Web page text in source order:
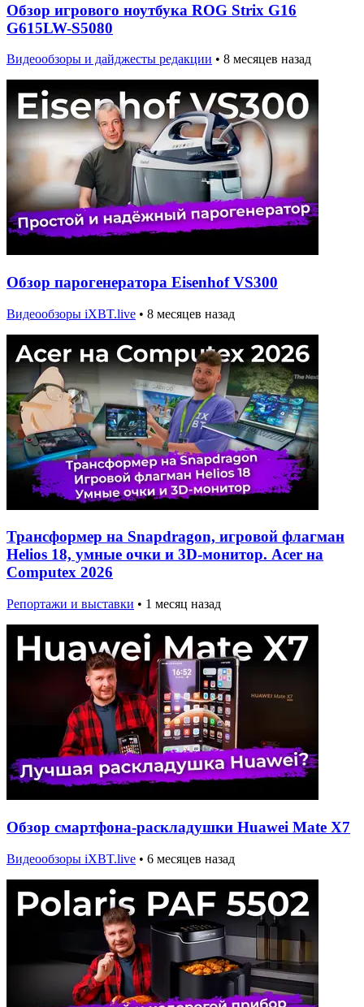
Обзор игрового ноутбука ROG Strix G16
G615LW-S5080
Видеообзоры и дайджесты редакции • 8 месяцев назад
Обзор парогенератора Eisenhof VS300
Видеообзоры iXBT.live • 8 месяцев назад
Трансформер на Snapdragon, игровой флагман
Helios 18, умные очки и 3D-монитор. Acer на
Computex 2026
Репортажи и выставки • 1 месяц назад
Обзор смартфона-раскладушки Huawei Mate X7
Видеообзоры iXBT.live • 6 месяцев назад